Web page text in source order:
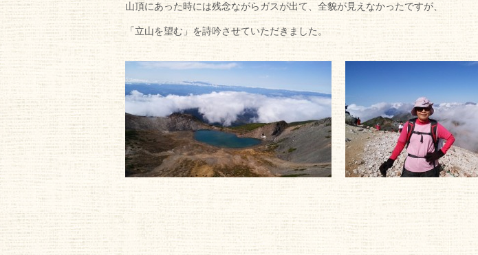
山頂にあった時には残念ながらガスが出て、全貌が見えなかったですが、
「立山を望む」を詩吟させていただきました。